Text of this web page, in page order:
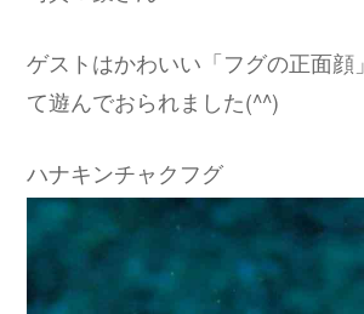
ゲストはかわいい「フグの正面顔
て遊んでおられました(^^)
ハナキンチャクフグ